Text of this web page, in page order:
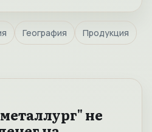
География Продукция
не